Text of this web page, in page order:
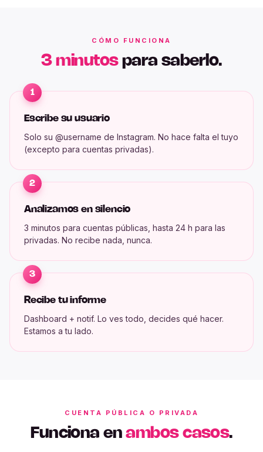
CÓMO FUNCIONA
3 minutospara saberlo.
1
Escribe su usuario
Solo su @username de Instagram. No hace falta el tuyo
(excepto para cuentas privadas).
2
Analizamos en silencio
3 minutos para cuentas públicas, hasta 24 h para las
privadas. No recibe nada, nunca.
3
Recibe tu informe
Dashboard + notif. Lo ves todo, decides qué hacer.
Estamos a tu lado.
CUENTA PÚBLICA O PRIVADA
Funciona enambos casos.